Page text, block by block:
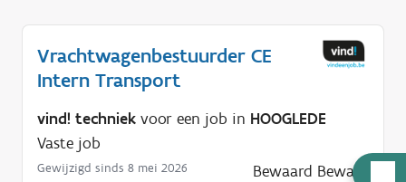
Vrachtwagenbestuurder CE
Intern Transport
vind! techniek voor een job in HOOGLEDE
Vaste job
Gewijzigd sinds 8 mei 2026 Bewaard Bewaar